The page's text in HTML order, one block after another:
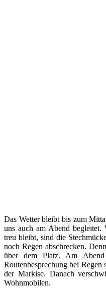
Das Wetter bleibt bis zum
uns auch am Abend begleitet.
treu bleibt, sind die
noch Regen abschrecken.
über dem Platz. Am Abend
Routenbesprechung bei
der Markise. Danach
Wohnmobilen.